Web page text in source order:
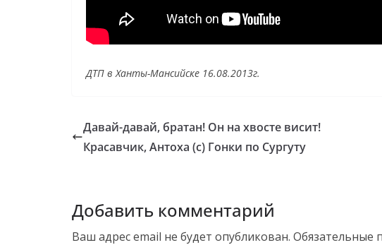
ДТП в Ханты-Мансийске 16.08.2013г.
Давай-давай, братан! Он на хвосте висит!
Красавчик, Антоха (с) Гонки по Сургуту
Добавить комментарий
Ваш адрес email не будет опубликован. Обязательные